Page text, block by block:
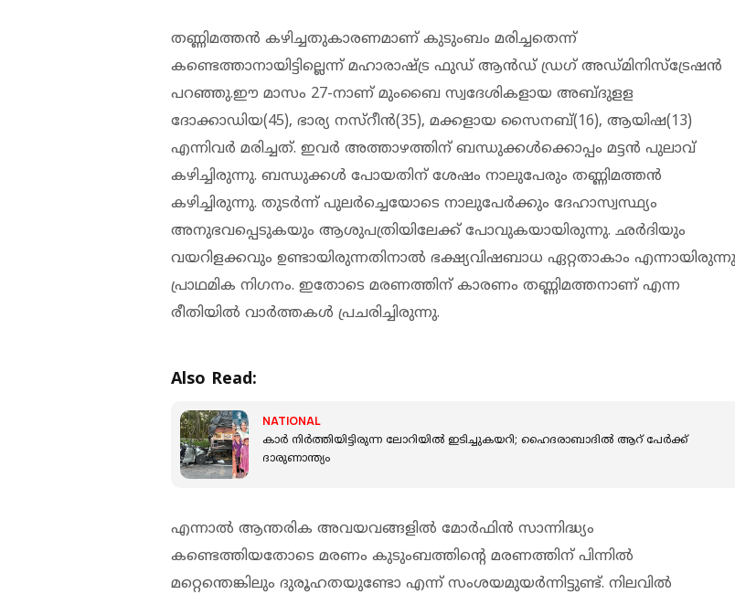
തണ്ണിമത്തന്‍ കഴിച്ചതുകാരണമാണ് കുടുംബം മരിച്ചതെന്ന്
കണ്ടെത്താനായിട്ടില്ലെന്ന് മഹാരാഷ്ട്ര ഫുഡ് ആന്‍ഡ് ഡ്രഗ് അഡ്മിനിസ്‌ട്രേഷന്‍
പറഞ്ഞു.ഈ മാസം 27-നാണ് മുംബൈ സ്വദേശികളായ അബ്ദുളള
ദോക്കാഡിയ(45), ഭാര്യ നസ്‌റീന്‍(35), മക്കളായ സൈനബ്(16), ആയിഷ(13)
എന്നിവർ മരിച്ചത്. ഇവര്‍ അത്താഴത്തിന് ബന്ധുക്കള്‍ക്കൊപ്പം മട്ടന്‍ പുലാവ്
കഴിച്ചിരുന്നു. ബന്ധുക്കള്‍ പോയതിന് ശേഷം നാലുപേരും തണ്ണിമത്തന്‍
കഴിച്ചിരുന്നു. തുടര്‍ന്ന് പുലര്‍ച്ചെയോടെ നാലുപേര്‍ക്കും ദേഹാസ്വസ്ഥ്യം
അനുഭവപ്പെടുകയും ആശുപത്രിയിലേക്ക് പോവുകയായിരുന്നു. ഛര്‍ദിയും
വയറിളക്കവും ഉണ്ടായിരുന്നതിനാല്‍ ഭക്ഷ്യവിഷബാധ ഏറ്റതാകാം എന്നായിരുന്നു
പ്രാഥമിക നിഗനം. ഇതോടെ മരണത്തിന് കാരണം തണ്ണിമത്തനാണ് എന്ന
രീതിയില്‍ വാര്‍ത്തകള്‍ പ്രചരിച്ചിരുന്നു.
Also Read:
NATIONAL
കാര്‍ നിര്‍ത്തിയിട്ടിരുന്ന ലോറിയില്‍ ഇടിച്ചുകയറി; ഹൈദരാബാദില്‍ ആറ് പേര്‍ക്ക്
ദാരുണാന്ത്യം
എന്നാൽ ആന്തരിക അവയവങ്ങളിൽ മോർഫിൻ സാന്നിദ്ധ്യം
കണ്ടെത്തിയതോടെ മരണം കുടുംബത്തിന്റെ മരണത്തിന് പിന്നില്‍
മറ്റെന്തെങ്കിലും ദുരൂഹതയുണ്ടോ എന്ന് സംശയമുയര്‍ന്നിട്ടുണ്ട്. നിലവില്‍